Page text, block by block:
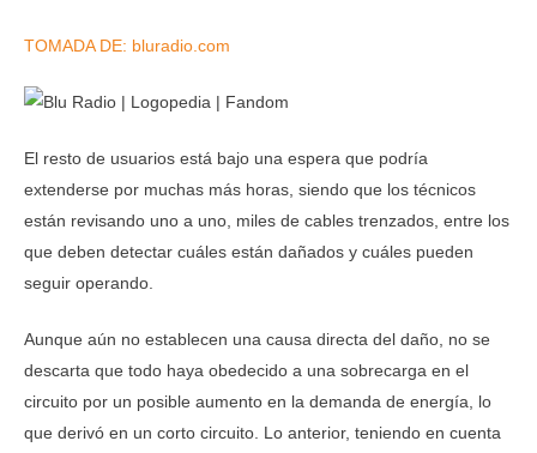
TOMADA DE: bluradio.com
El resto de usuarios está bajo una espera que podría
extenderse por muchas más horas, siendo que los técnicos
están revisando uno a uno, miles de cables trenzados, entre los
que deben detectar cuáles están dañados y cuáles pueden
seguir operando.
Aunque aún no establecen una causa directa del daño, no se
descarta que todo haya obedecido a una sobrecarga en el
circuito por un posible aumento en la demanda de energía, lo
que derivó en un corto circuito. Lo anterior, teniendo en cuenta